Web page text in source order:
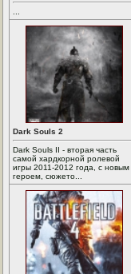
Dark Souls 2
Dark Souls II - вторая часть
самой хардкорной ролевой
игры 2011-2012 года, с новым
героем, сюжето...